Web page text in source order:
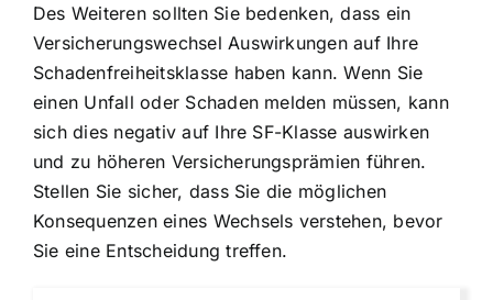
Des Weiteren sollten Sie bedenken, dass ein
Versicherungswechsel Auswirkungen auf Ihre
Schadenfreiheitsklasse haben kann. Wenn Sie
einen Unfall oder Schaden melden müssen, kann
sich dies negativ auf Ihre SF-Klasse auswirken
und zu höheren Versicherungsprämien führen.
Stellen Sie sicher, dass Sie die möglichen
Konsequenzen eines Wechsels verstehen, bevor
Sie eine Entscheidung treffen.